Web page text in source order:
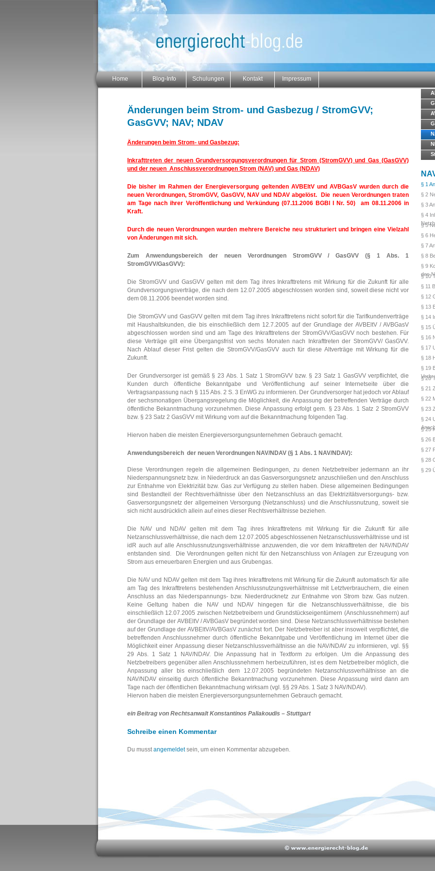
Home Blog-Info Schulungen Kontakt Impressum
Änderungen beim Strom- und Gasbezug / StromGVV;
GasGVV; NAV; NDAV
Änderungen beim Strom- und Gasbezug:
Inkrafttreten der neuen Grundversorgungsverordnungen für Strom (StromGVV) und Gas (GasGVV)
und der neuen Anschlussverordnungen Strom (NAV) und Gas (NDAV)
Die bisher im Rahmen der Energieversorgung geltenden AVBEltV und AVBGasV wurden durch die
neuen Verordnungen, StromGVV, GasGVV, NAV und NDAV abgelöst. Die neuen Verordnungen traten
am Tage nach ihrer Veröffentlichung und Verkündung (07.11.2006 BGBl I Nr. 50) am 08.11.2006 in
Kraft.
Durch die neuen Verordnungen wurden mehrere Bereiche neu strukturiert und bringen eine Vielzahl
von Änderungen mit sich.
Zum Anwendungsbereich der neuen Verordnungen StromGVV / GasGVV (§ 1 Abs. 1
StromGVV/GasGVV):
Die StromGVV und GasGVV gelten mit dem Tag ihres Inkrafttretens mit Wirkung für die Zukunft für alle
Grundversorgungsverträge, die nach dem 12.07.2005 abgeschlossen worden sind, soweit diese nicht vor
dem 08.11.2006 beendet worden sind.
Die StromGVV und GasGVV gelten mit dem Tag ihres Inkrafttretens nicht sofort für die Tarifkundenverträge
mit Haushaltskunden, die bis einschließlich dem 12.7.2005 auf der Grundlage der AVBEltV / AVBGasV
abgeschlossen worden sind und am Tage des Inkrafttretens der StromGVV/GasGVV noch bestehen. Für
diese Verträge gilt eine Übergangsfrist von sechs Monaten nach Inkrafttreten der StromGVV/ GasGVV.
Nach Ablauf dieser Frist gelten die StromGVV/GasGVV auch für diese Altverträge mit Wirkung für die
Zukunft.
Der Grundversorger ist gemäß § 23 Abs. 1 Satz 1 StromGVV bzw. § 23 Satz 1 GasGVV verpflichtet, die
Kunden durch öffentliche Bekanntgabe und Veröffentlichung auf seiner Internetseite über die
Vertragsanpassung nach § 115 Abs. 2 S. 3 EnWG zu informieren. Der Grundversorger hat jedoch vor Ablauf
der sechsmonatigen Übergangsregelung die Möglichkeit, die Anpassung der betreffenden Verträge durch
öffentliche Bekanntmachung vorzunehmen. Diese Anpassung erfolgt gem. § 23 Abs. 1 Satz 2 StromGVV
bzw. § 23 Satz 2 GasGVV mit Wirkung vom auf die Bekanntmachung folgenden Tag.
Hiervon haben die meisten Energieversorgungsunternehmen Gebrauch gemacht.
Anwendungsbereich der neuen Verordnungen NAV/NDAV (§ 1 Abs. 1 NAV/NDAV):
Diese Verordnungen regeln die allgemeinen Bedingungen, zu denen Netzbetreiber jedermann an ihr
Niederspannungsnetz bzw. in Niederdruck an das Gasversorgungsnetz anzuschließen und den Anschluss
zur Entnahme von Elektrizität bzw. Gas zur Verfügung zu stellen haben. Diese allgemeinen Bedingungen
sind Bestandteil der Rechtsverhältnisse über den Netzanschluss an das Elektrizitätsversorgungs- bzw.
Gasversorgungsnetz der allgemeinen Versorgung (Netzanschluss) und die Anschlussnutzung, soweit sie
sich nicht ausdrücklich allein auf eines dieser Rechtsverhältnisse beziehen.
Die NAV und NDAV gelten mit dem Tag ihres Inkrafttretens mit Wirkung für die Zukunft für alle
Netzanschlussverhältnisse, die nach dem 12.07.2005 abgeschlossenen Netzanschlussverhältnisse und ist
idR auch auf alle Anschlussnutzungsverhältnisse anzuwenden, die vor dem Inkrafttreten der NAV/NDAV
entstanden sind. Die Verordnungen gelten nicht für den Netzanschluss von Anlagen zur Erzeugung von
Strom aus erneuerbaren Energien und aus Grubengas.
Die NAV und NDAV gelten mit dem Tag ihres Inkrafttretens mit Wirkung für die Zukunft automatisch für alle
am Tag des Inkrafttretens bestehenden Anschlussnutzungsverhältnisse mit Letztverbrauchern, die einen
Anschluss an das Niederspannungs- bzw. Niederdrucknetz zur Entnahme von Strom bzw. Gas nutzen.
Keine Geltung haben die NAV und NDAV hingegen für die Netzanschlussverhältnisse, die bis
einschließlich 12.07.2005 zwischen Netzbetreibern und Grundstückseigentümern (Anschlussnehmern) auf
der Grundlage der AVBEltV / AVBGasV begründet worden sind. Diese Netzanschlussverhältnisse bestehen
auf der Grundlage der AVBEltV/AVBGasV zunächst fort. Der Netzbetreiber ist aber insoweit verpflichtet, die
betreffenden Anschlussnehmer durch öffentliche Bekanntgabe und Veröffentlichung im Internet über die
Möglichkeit einer Anpassung dieser Netzanschlussverhältnisse an die NAV/NDAV zu informieren, vgl. §§
29 Abs. 1 Satz 1 NAV/NDAV. Die Anpassung hat in Textform zu erfolgen. Um die Anpassung des
Netzbetreibers gegenüber allen Anschlussnehmern herbeizuführen, ist es dem Netzbetreiber möglich, die
Anpassung aller bis einschließlich dem 12.07.2005 begründeten Netzanschlussverhältnisse an die
NAV/NDAV einseitig durch öffentliche Bekanntmachung vorzunehmen. Diese Anpassung wird dann am
Tage nach der öffentlichen Bekanntmachung wirksam (vgl. §§ 29 Abs. 1 Satz 3 NAV/NDAV).
Hiervon haben die meisten Energieversorgungsunternehmen Gebrauch gemacht.
ein Beitrag von Rechtsanwalt Konstantinos Paliakoudis – Stuttgart
Schreibe einen Kommentar
Du musstangemeldetsein, um einen Kommentar abzugeben.
§ 1
§ 2
§ 3
§ 4
§ 5
§ 6
§ 7
§ 8
§ 9
des
§ 10
§ 11
§ 12
§ 13
§ 14
§ 15
§ 16
§ 17
§ 18
§ 19
§ 20
§ 21
§ 22
§ 23
§ 24
§ 25
§ 26
§ 27
§ 28
§ 29